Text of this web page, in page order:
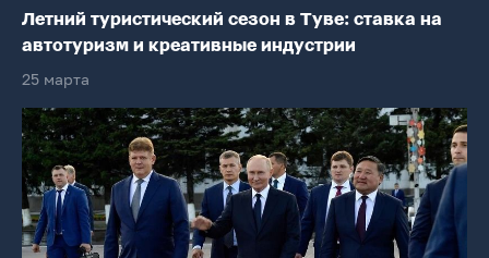
Летний туристический сезон в Туве: ставка на
автотуризм и креативные индустрии
25 марта